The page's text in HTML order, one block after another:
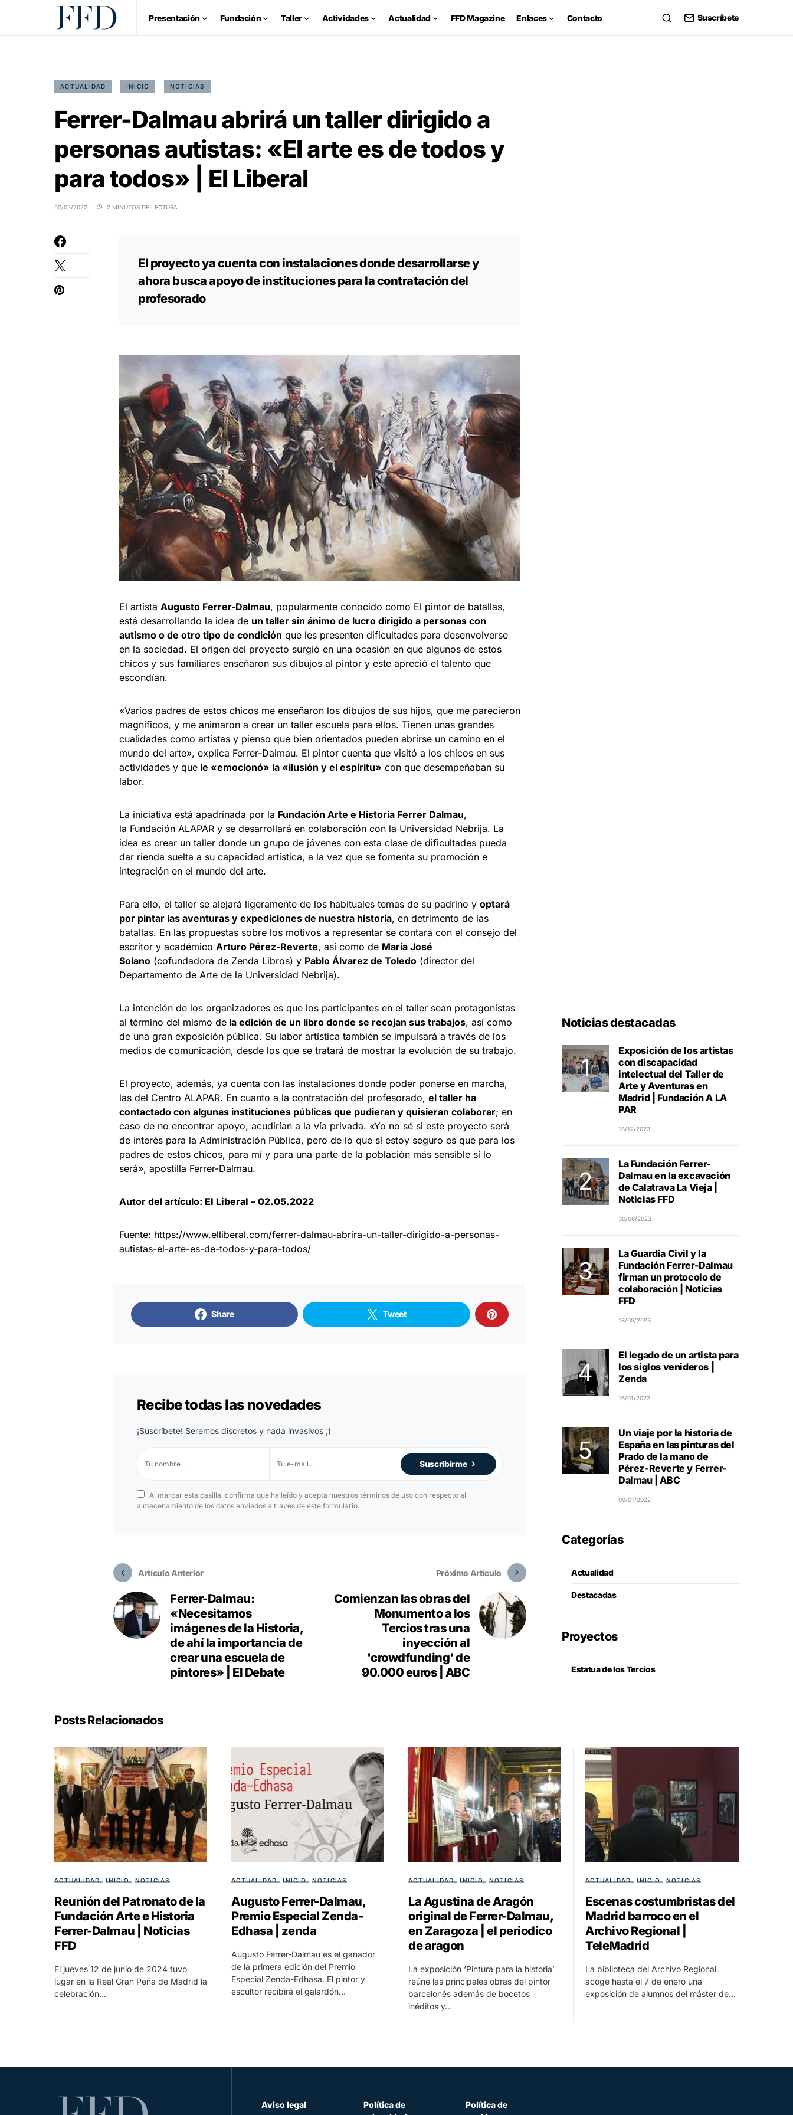
Presentación Fundación Taller Actividades Actualidad FFD Magazine Enlaces Contacto Suscríbete
ACTUALIDAD INICIO NOTICIAS
Ferrer-Dalmau abrirá un taller dirigido a
personas autistas: «El arte es de todos y
para todos» | El Liberal
02/05/2022 2 MINUTOS DE LECTURA
El proyecto ya cuenta con instalaciones donde desarrollarse y
ahora busca apoyo de instituciones para la contratación del
profesorado
El artista Augusto Ferrer-Dalmau, popularmente conocido como El pintor de batallas,
está desarrollando la idea de un taller sin ánimo de lucro dirigido a personas con
autismo o de otro tipo de condición que les presenten dificultades para desenvolverse
en la sociedad. El origen del proyecto surgió en una ocasión en que algunos de estos
chicos y sus familiares enseñaron sus dibujos al pintor y este apreció el talento que
escondían.
«Varios padres de estos chicos me enseñaron los dibujos de sus hijos, que me parecieron
magníficos, y me animaron a crear un taller escuela para ellos. Tienen unas grandes
cualidades como artistas y pienso que bien orientados pueden abrirse un camino en el
mundo del arte», explica Ferrer-Dalmau. El pintor cuenta que visitó a los chicos en sus
actividades y que le «emocionó» la «ilusión y el espíritu» con que desempeñaban su
labor.
La iniciativa está apadrinada por la Fundación Arte e Historia Ferrer Dalmau,
la Fundación ALAPAR y se desarrollará en colaboración con la Universidad Nebrija. La
idea es crear un taller donde un grupo de jóvenes con esta clase de dificultades pueda
dar rienda suelta a su capacidad artística, a la vez que se fomenta su promoción e
integración en el mundo del arte.
Para ello, el taller se alejará ligeramente de los habituales temas de su padrino y optará
por pintar las aventuras y expediciones de nuestra historia, en detrimento de las
batallas. En las propuestas sobre los motivos a representar se contará con el consejo del
escritor y académico Arturo Pérez-Reverte, así como de María José
Solano (cofundadora de Zenda Libros) y Pablo Álvarez de Toledo (director del
Departamento de Arte de la Universidad Nebrija).
La intención de los organizadores es que los participantes en el taller sean protagonistas
al término del mismo de la edición de un libro donde se recojan sus trabajos, así como
de una gran exposición pública. Su labor artística también se impulsará a través de los
medios de comunicación, desde los que se tratará de mostrar la evolución de su trabajo.
El proyecto, además, ya cuenta con las instalaciones donde poder ponerse en marcha,
las del Centro ALAPAR. En cuanto a la contratación del profesorado, el taller ha
contactado con algunas instituciones públicas que pudieran y quisieran colaborar; en
caso de no encontrar apoyo, acudirían a la vía privada. «Yo no sé si este proyecto será
de interés para la Administración Pública, pero de lo que sí estoy seguro es que para los
padres de estos chicos, para mí y para una parte de la población más sensible sí lo
será», apostilla Ferrer-Dalmau.
Autor del artículo: El Liberal – 02.05.2022
Fuente: https://www.elliberal.com/ferrer-dalmau-abrira-un-taller-dirigido-a-personas-
autistas-el-arte-es-de-todos-y-para-todos/
Share Tweet
Recibe todas las novedades
¡Suscríbete! Seremos discretos y nada invasivos ;)
Suscribirme
Al marcar esta casilla, confirma que ha leído y acepta nuestros términos de uso con respecto al
almacenamiento de los datos enviados a través de este formulario.
Artículo Anterior
Ferrer-Dalmau:
«Necesitamos
imágenes de la Historia,
de ahí la importancia de
crear una escuela de
pintores» | El Debate
Próximo Artículo
Comienzan las obras del
Monumento a los
Tercios tras una
inyección al
'crowdfunding' de
90.000 euros | ABC
Noticias destacadas
Exposición de los artistas
con discapacidad
intelectual del Taller de
Arte y Aventuras en
Madrid | Fundación A LA
PAR
18/12/2023
La Fundación Ferrer-
Dalmau en la excavación
de Calatrava La Vieja |
Noticias FFD
30/06/2023
La Guardia Civil y la
Fundación Ferrer-Dalmau
firman un protocolo de
colaboración | Noticias
FFD
18/05/2023
El legado de un artista para
los siglos venideros |
Zenda
16/01/2022
Un viaje por la historia de
España en las pinturas del
Prado de la mano de
Pérez-Reverte y Ferrer-
Dalmau | ABC
09/01/2022
Categorías
Actualidad
Destacadas
Proyectos
Estatua de los Tercios
Posts Relacionados
ACTUALIDAD INICIO NOTICIAS
Reunión del Patronato de la
Fundación Arte e Historia
Ferrer-Dalmau | Noticias
FFD
El jueves 12 de junio de 2024 tuvo
lugar en la Real Gran Peña de Madrid la
celebración…
ACTUALIDAD INICIO NOTICIAS
Augusto Ferrer-Dalmau,
Premio Especial Zenda-
Edhasa | zenda
Augusto Ferrer-Dalmau es el ganador
de la primera edición del Premio
Especial Zenda-Edhasa. El pintor y
escultor recibirá el galardón…
ACTUALIDAD INICIO NOTICIAS
La Agustina de Aragón
original de Ferrer-Dalmau,
en Zaragoza | el periodico
de aragon
La exposición ‘Pintura para la historia’
reúne las principales obras del pintor
barcelonés además de bocetos
inéditos y…
ACTUALIDAD INICIO NOTICIAS
Escenas costumbristas del
Madrid barroco en el
Archivo Regional |
TeleMadrid
La biblioteca del Archivo Regional
acoge hasta el 7 de enero una
exposición de alumnos del máster de…
Aviso legal
Política de
Política de